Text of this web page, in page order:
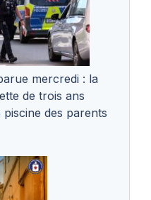
mercredi : la
de trois ans
des parents